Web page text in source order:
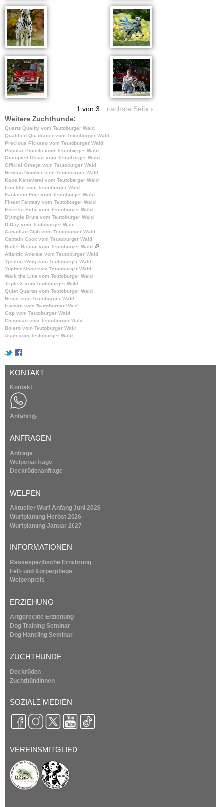
1 von 3
nächste Seite ›
Weitere Zuchthunde:
Quartz Quality vom Teutoburger Wald
Qualified Quadracer vom Teutoburger Wald
Precious Picasso vom Teutoburger Wald
Popular Piccolo vom Teutoburger Wald
Occupied Oscar vom Teutoburger Wald
Official Omega vom Teutoburger Wald
Newton Number vom Teutoburger Wald
Kape Kanaveral vom Teutoburger Wald
Iron Idol vom Teutoburger Wald
Fantastic Four vom Teutoburger Wald
Finest Fantasy vom Teutoburger Wald
Everest Echo vom Teutoburger Wald
D'jungle Drum vom Teutoburger Wald
D-Day vom Teutoburger Wald
Canadian Club vom Teutoburger Wald
Captain Cook vom Teutoburger Wald
Butter Biscuit vom Teutoburger Wald(
l
Atlantic Avenue vom Teutoburger Wald
Ypsilon Wing vom Teutoburger Wald
Yupiter Moon vom Teutoburger Wald
Walk the Line vom Teutoburger Wald
Triple X vom Teutoburger Wald
Quiet Quarter vom Teutoburger Wald
Nepal vom Teutoburger Wald
Iceman vom Teutoburger Wald
Gap vom Teutoburger Wald
Chapman vom Teutoburger Wald
Bolero vom Teutoburger Wald
Asuh vom Teutoburger Wald
KONTAKT
Kontakt
Anfahrt(
i
n
k
i
s
t
e
r
n
)
ANFRAGEN
Anfrage
Welpenanfrage
Deckrüdenanfrage
WELPEN
Aktueller Wurf Anfang Juni 2026
Wurfplanung Herbst 2026
Wurfplanung Januar 2027
INFORMATIONEN
Rassespezifische Ernährung
Fell- und Körperpflege
Welpenpreis
ERZIEHUNG
Artgerechte Erziehung
Dog Training Seminar
Dog Handling Seminar
ZUCHTHUNDE
Deckrüden
Zuchthündinnen
SOZIALE MEDIEN
VEREINSMITGLIED